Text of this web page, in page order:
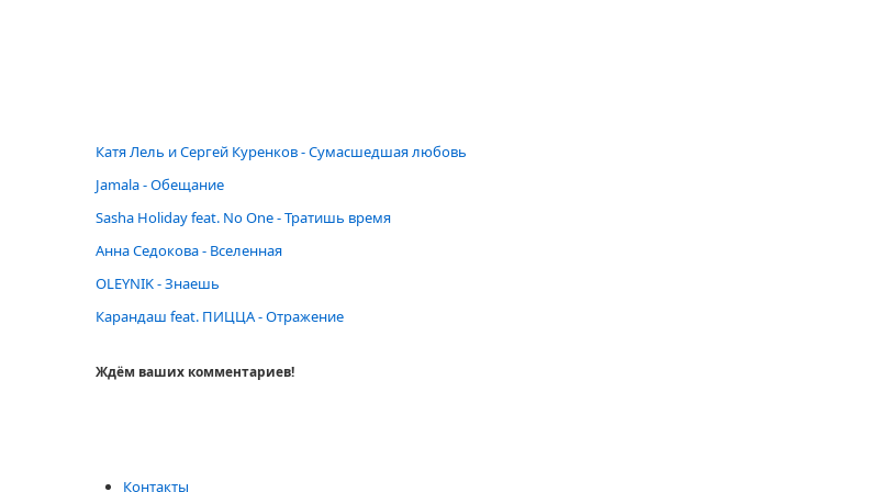
Катя Лель и Сергей Куренков - Сумасшедшая любовь
Jamala - Обещание
Sasha Holiday feat. No One - Тратишь время
Анна Седокова - Вселенная
OLEYNIK - Знаешь
Карандаш feat. ПИЦЦА - Отражение
Ждём ваших комментариев!
Контакты